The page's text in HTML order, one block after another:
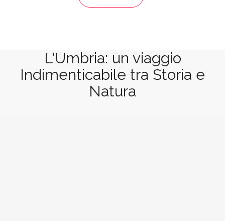
L'Umbria: un viaggio
Indimenticabile tra Storia e
Natura